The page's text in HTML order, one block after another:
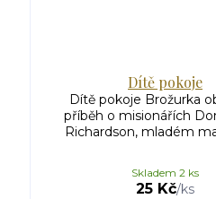
Dítě pokoje
Dítě pokoje Brožurka
příběh o misionářích
Richardson, mladém
25 Kč/ks
Skladem 2 ks